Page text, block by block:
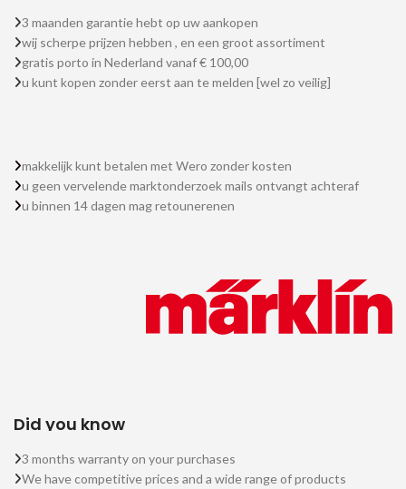
3 maanden garantie hebt op uw aankopen
wij scherpe prijzen hebben , en een groot assortiment
gratis porto in Nederland vanaf € 100,00
u kunt kopen zonder eerst aan te melden [wel zo veilig]
makkelijk kunt betalen met Wero zonder kosten
u geen vervelende marktonderzoek mails ontvangt achteraf
u binnen 14 dagen mag retounerenen
Did you know
3 months warranty on your purchases
We have competitive prices and a wide range of products